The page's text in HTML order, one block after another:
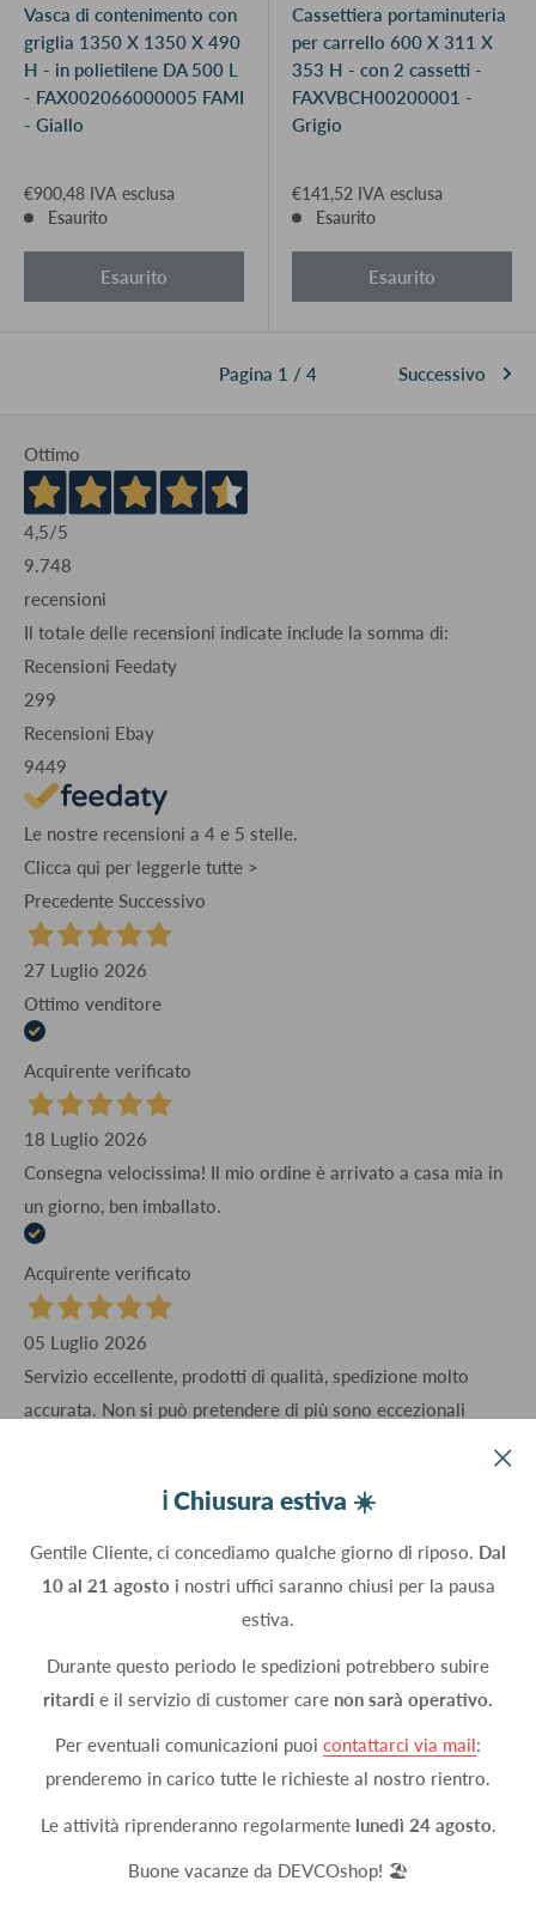
ℹ️ Chiusura estiva ☀️
Gentile Cliente, ci concediamo qualche giorno di riposo. Dal
10 al 21 agosto i nostri uffici saranno chiusi per la pausa
estiva.
Durante questo periodo le spedizioni potrebbero subire
ritardi e il servizio di customer care non sarà operativo.
Per eventuali comunicazioni puoi contattarci via mail:
prenderemo in carico tutte le richieste al nostro rientro.
Le attività riprenderanno regolarmente lunedì 24 agosto
Buone vacanze da DEVCOshop! 🏖️
Vasca di contenimento con
griglia 1350 X 1350 X 490
H - in polietilene DA 500 L
- FAX002066000005 FAMI
- Giallo
€900,48 IVA esclusa
Esaurito
Esaurito
Cassettiera portaminuteria
per carrello 600 X 311 X
353 H - con 2 cassetti -
FAXVBCH00200001 -
Grigio
€141,52 IVA esclusa
Esaurito
Esaurito
Pagina 1 / 4 Successivo
Ottimo
4,5/5
9.748
recensioni
Il totale delle recensioni indicate include la somma di:
Recensioni Feedaty
299
Recensioni Ebay
9449
Le nostre recensioni a 4 e 5 stelle.
Clicca qui per leggerle tutte >
Precedente Successivo
27 Luglio 2026
Ottimo venditore
Acquirente verificato
18 Luglio 2026
Consegna velocissima! Il mio ordine è arrivato a casa mia in
un giorno, ben imballato.
Acquirente verificato
05 Luglio 2026
Servizio eccellente, prodotti di qualità, spedizione molto
accurata. Non si può pretendere di più sono eccezionali
03 Luglio 2026
venditore puntuale e correttisssimo come pochi ce ne sono
Ottima azienda, prodotto di grande qualità e servizio clienti
impeccabile (Ti rispondono subito e ti danno info precise e
rispondenti al vero)
Acquirente verificato